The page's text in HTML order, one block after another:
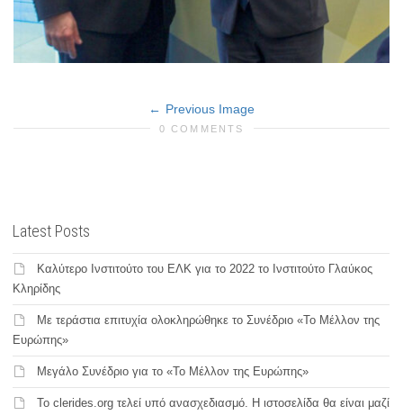
Previous Image
0 COMMENTS
Latest Posts
Καλύτερο Ινστιτούτο του ΕΛΚ για το 2022 το Ινστιτούτο Γλαύκος
Κληρίδης
Με τεράστια επιτυχία ολοκληρώθηκε το Συνέδριο «Το Μέλλον της
Ευρώπης»
Μεγάλο Συνέδριο για το «Το Μέλλον της Ευρώπης»
Το clerides.org τελεί υπό ανασχεδιασμό. Η ιστοσελίδα θα είναι μαζί